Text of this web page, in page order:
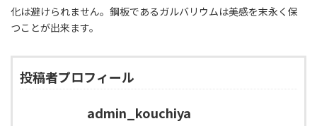
化は避けられません。鋼板であるガルバリウムは美感を末永く保
つことが出来ます。
投稿者プロフィール
admin_kouchiya